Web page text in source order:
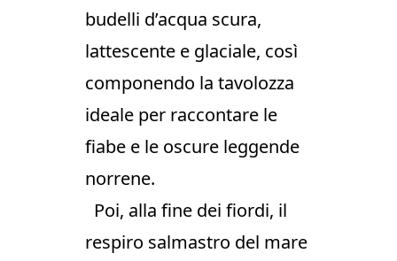
budelli d’acqua scura,
lattescente e glaciale, così
componendo la tavolozza
ideale per raccontare le
fiabe e le oscure leggende
norrene.
Poi, alla fine dei fiordi, il
respiro salmastro del mare